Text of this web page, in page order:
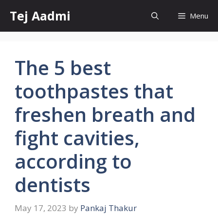
content
Tej Aadmi Menu
The 5 best
toothpastes that
freshen breath and
fight cavities,
according to
dentists
May 17, 2023 by Pankaj Thakur